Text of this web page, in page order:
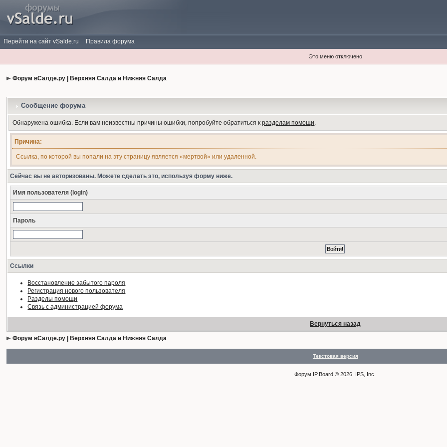
Перейти на сайт vSalde.ru Правила форума
Это меню отключено
Форум вСалде.ру | Верхняя Салда и Нижняя Салда
Сообщение форума
Обнаружена ошибка. Если вам неизвестны причины ошибки, попробуйте обратиться кразделам помощи.
Причина:
Ссылка, по которой вы попали на эту страницу является «мертвой» или удаленной.
Сейчас вы не авторизованы. Можете сделать это, используя форму ниже.
Имя пользователя (login)
Пароль
Ссылки
Восстановление забытого пароля
Регистрация нового пользователя
Разделы помощи
Связь с администрацией форума
Вернуться назад
Форум вСалде.ру | Верхняя Салда и Нижняя Салда
Текстовая версия
Форум IP.Board © 2026 IPS, Inc